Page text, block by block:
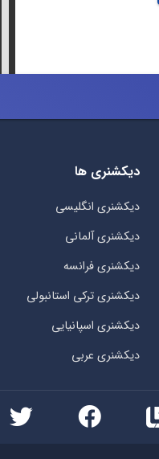
دیکشنری ها
دیکشنری انگلیسی
دیکشنری آلمانی
دیکشنری فرانسه
دیکشنری ترکی استانبولی
دیکشنری اسپانیایی
دیکشنری عربی